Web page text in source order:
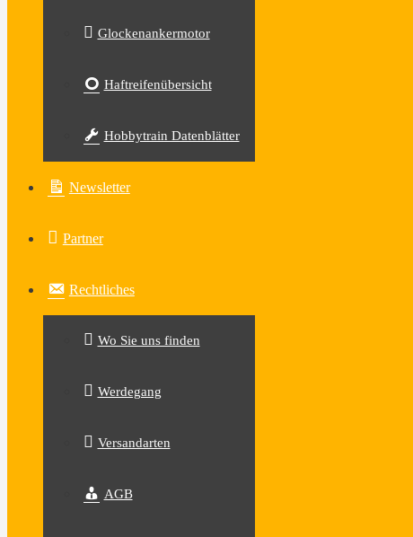
Glockenankermotor
Haftreifenübersicht
Hobbytrain Datenblätter
Newsletter
Partner
Rechtliches
Wo Sie uns finden
Werdegang
Versandarten
AGB